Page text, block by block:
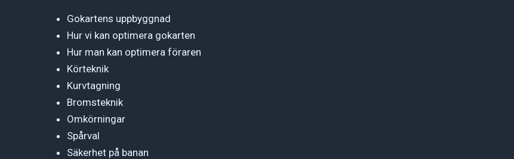
Gokartens uppbyggnad
Hur vi kan optimera gokarten
Hur man kan optimera föraren
Körteknik
Kurvtagning
Bromsteknik
Omkörningar
Spårval
Säkerhet på banan